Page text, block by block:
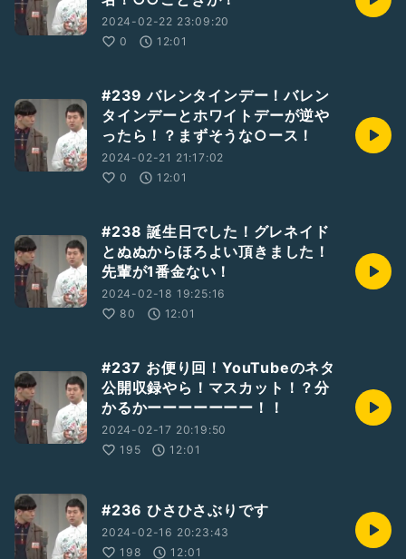
2024-02-22 23:09:20
0
12:01
#239 バレンタインデー！バレン
タインデーとホワイトデーが逆や
ったら！？まずそうな○ース！
2024-02-21 21:17:02
0
12:01
#238 誕生日でした！グレネイド
とぬぬからほろよい頂きました！
先輩が1番金ない！
2024-02-18 19:25:16
80
12:01
#237 お便り回！YouTubeのネタ
公開収録やら！マスカット！？分
かるかーーーーーーー！！
2024-02-17 20:19:50
195
12:01
#236 ひさひさぶりです
2024-02-16 20:23:43
198
12:01